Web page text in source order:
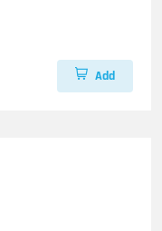
Add